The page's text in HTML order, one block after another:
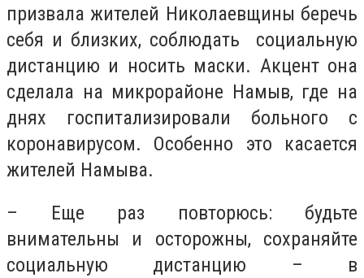
призвала жителей Николаевщины беречь
себя и близких, соблюдать социальную
дистанцию и носить маски. Акцент она
сделала на микрорайоне Намыв, где на
днях госпитализировали больного с
коронавирусом. Особенно это касается
жителей Намыва.
– Еще раз повторюсь: будьте
внимательны и осторожны, сохраняйте
социальную дистанцию – в